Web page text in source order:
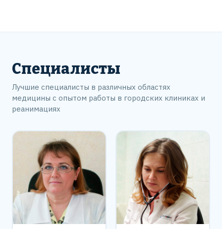
Специалисты
Лучшие специалисты в различных областях
медицины с опытом работы в городских клиниках и
реанимациях